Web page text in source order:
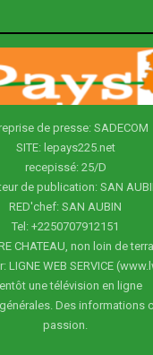
de presse: SADECOM
SITE: lepays225.net
recepissé: 25/D
de publication: SAN
RED'chef: SAN AUBIN
Tel: +2250707912151
CHATEAU, non loin de
LIGNE WEB SERVICE
une télévision en ligne
Des informations
passion.